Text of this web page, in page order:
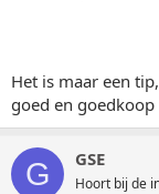
Het is maar een
goed en
G GSE
Hoort bij de